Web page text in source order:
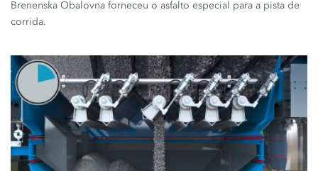
Brenenska Obalovna forneceu o asfalto especial para a pista de
corrida.